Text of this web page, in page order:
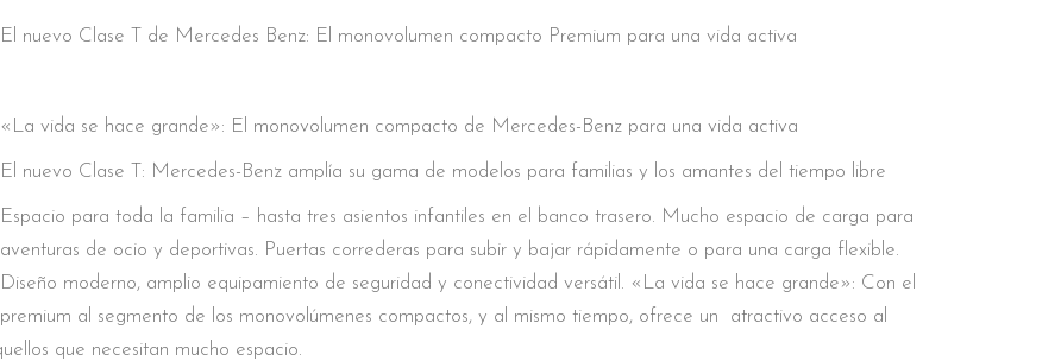
El nuevo Clase T de Mercedes Benz: El monovolumen compacto Premium para una vida activa
«La vida se hace grande»: El monovolumen compacto de Mercedes-Benz para una vida activa
El nuevo Clase T: Mercedes-Benz amplía su gama de modelos para familias y los amantes del tiempo libre
Espacio para toda la familia – hasta tres asientos infantiles en el banco trasero. Mucho espacio de carga para
aventuras de ocio y deportivas. Puertas correderas para subir y bajar rápidamente o para una carga flexible.
Diseño moderno, amplio equipamiento de seguridad y conectividad versátil. «La vida se hace grande»: Con el
al segmento de los monovolúmenes compactos, y al mismo tiempo, ofrece un atractivo acceso al
que necesitan mucho espacio.